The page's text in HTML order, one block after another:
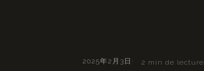
2025年2月3日 2 min de lecture